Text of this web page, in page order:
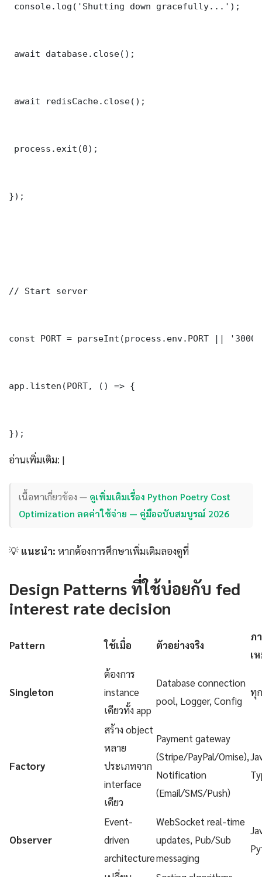
console.log('Shutting down gracefully...');
await database.close();
await redisCache.close();
process.exit(0);
});
// Start server
const PORT = parseInt(process.env.PORT ||
app.listen(PORT, () => {
});
อ่านเพิ่มเติม: |
เนื้อหาเกี่ยวข้อง — ดูเพิ่มเติมเรื่อง Python Poetry Cost
Optimization ลดค่าใช้จ่าย — คู่มือฉบับสมบูรณ์ 2026
💡 แนะนำ: หากต้องการศึกษาเพิ่มเติมลองดูที่
Design Patterns ที่ใช้บ่อยกับ fed
interest rate decision
Pattern ใช้เมื่อ ตัวอย่างจริง
ภ
เ
Singleton
ต้องการ
instance
เดียวทั้ง app
Database connection
pool, Logger, Config
ทุ
Factory
สร้าง object
หลาย
ประเภทจาก
interface
เดียว
Payment gateway
(Stripe/PayPal/Omise),
Notification
(Email/SMS/Push)
Observer
Event-
driven
architecture
WebSocket real-time
updates, Pub/Sub
messaging